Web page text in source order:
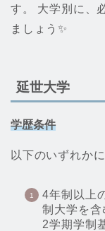
す。 大学別に、
ましょう✨
延世大学
学歴条件
以下のいずれか
4年制以上
制大学を
2学期学制